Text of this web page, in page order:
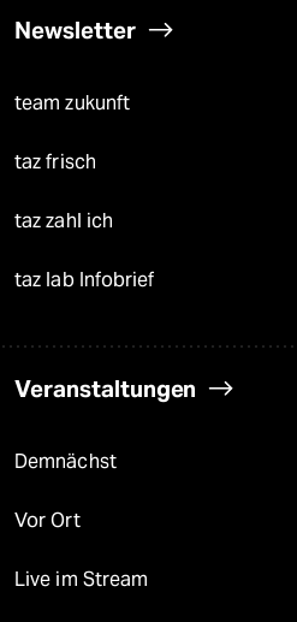
Newsletter
team zukunft
taz frisch
taz zahl ich
taz lab Infobrief
Veranstaltungen
Demnächst
Vor Ort
Live im Stream